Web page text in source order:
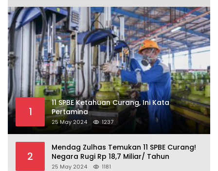
1
11 SPBE Ketahuan Curang, Ini Kata
Pertamina
25 May 2024 1237
2
Mendag Zulhas Temukan 11 SPBE Curang!
Negara Rugi Rp 18,7 Miliar/ Tahun
25 May 2024 1181